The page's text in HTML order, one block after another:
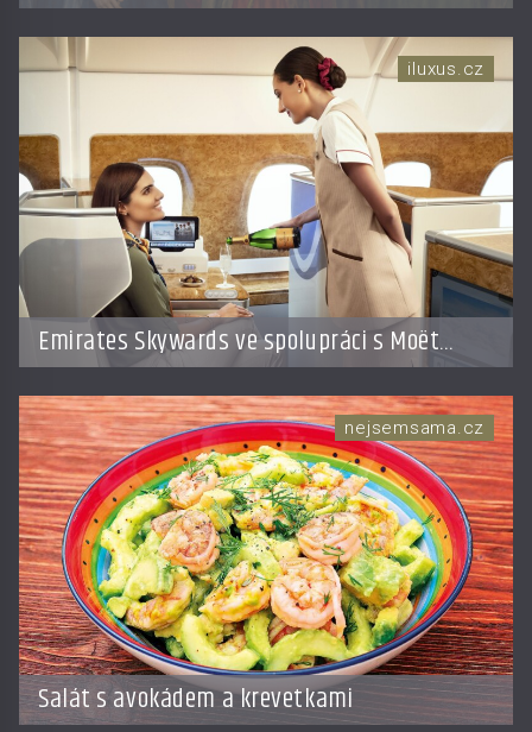
putují Evropou a dodnes budí úžas
Emirates Skywards ve spolupráci s Moët
Hennessy nabídne členům exkluzivní cestu do
světa Champagne
iluxus.cz
Salát s avokádem a krevetkami
nejsemsama.cz